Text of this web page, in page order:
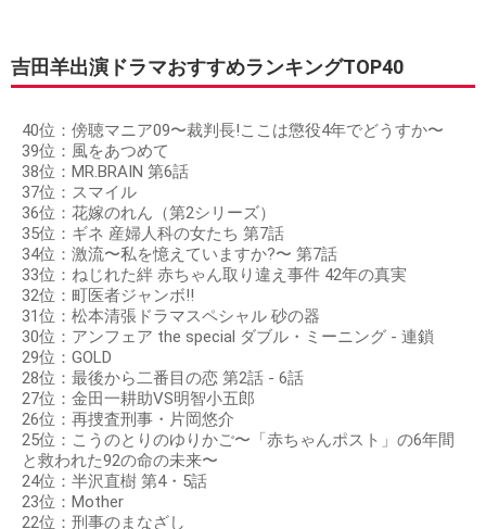
吉田羊出演ドラマおすすめランキングTOP40
40位：傍聴マニア09〜裁判長!ここは懲役4年でどうすか〜
39位：風をあつめて
38位：MR.BRAIN 第6話
37位：スマイル
36位：花嫁のれん（第2シリーズ）
35位：ギネ 産婦人科の女たち 第7話
34位：激流〜私を憶えていますか?〜 第7話
33位：ねじれた絆 赤ちゃん取り違え事件 42年の真実
32位：町医者ジャンボ!!
31位：松本清張ドラマスペシャル 砂の器
30位：アンフェア the special ダブル・ミーニング - 連鎖
29位：GOLD
28位：最後から二番目の恋 第2話 - 6話
27位：金田一耕助VS明智小五郎
26位：再捜査刑事・片岡悠介
25位：こうのとりのゆりかご〜「赤ちゃんポスト」の6年間
と救われた92の命の未来〜
24位：半沢直樹 第4・5話
23位：Mother
22位：刑事のまなざし